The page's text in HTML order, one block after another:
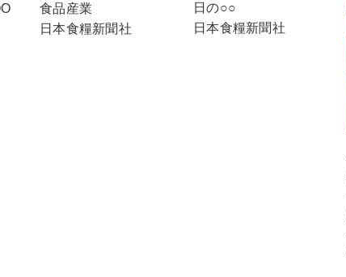
食品産業
日本食糧新聞社
日の○○
日本食糧新聞社